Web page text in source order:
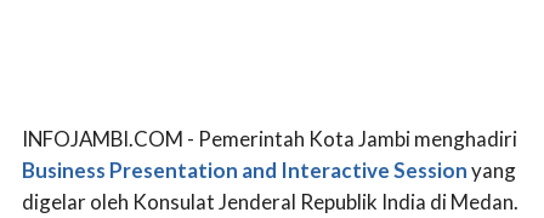
INFOJAMBI.COM - Pemerintah Kota Jambi menghadiri
Business Presentation and Interactive Sessionyang
digelar oleh Konsulat Jenderal Republik India di Medan.